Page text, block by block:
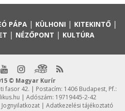
PÁPA| KÜLHONI | KITEKINTŐ|
| NÉZŐPONT | KULTÚRA
© Magyar Kurír
fasor 42. | Postacím: 1406 Budapest, Pf.:
| Adószám: 19719445-2-42
Jognyilatkozat | Adatkezelési tájékoztató